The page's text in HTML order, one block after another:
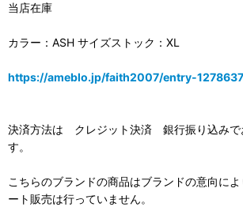
当店在庫
カラー：ASH サイズストック：XL
https://ameblo.jp/faith2007/entry-
決済方法は クレジット決済 銀行振り込みで
す。
こちらのブランドの商品はブランドの意向に
ート販売は行っていません。